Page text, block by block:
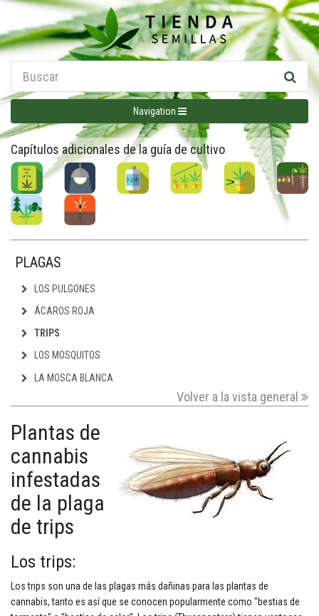
Navigation
Capítulos adicionales de la guía de cultivo
PLAGAS
LOS PULGONES
ÁCAROS ROJA
TRIPS
LOS MOSQUITOS
LA MOSCA BLANCA
Volver a la vista general
Plantas de
cannabis
infestadas
de la plaga
de trips
Los trips:
Los trips son una de las plagas más dañinas para las plantas de
cannabis, tanto es así que se conocen popularmente como "bestias de